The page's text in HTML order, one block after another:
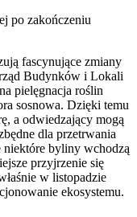
po zakończeniu
fascynujące zmiany
Budynków i Lokali
pielęgnacja roślin
sosnowa. Dzięki temu
a odwiedzający mogą
dla przetrwania
niektóre byliny wchodzą
przyjrzenie się
w listopadzie
ekosystemu.